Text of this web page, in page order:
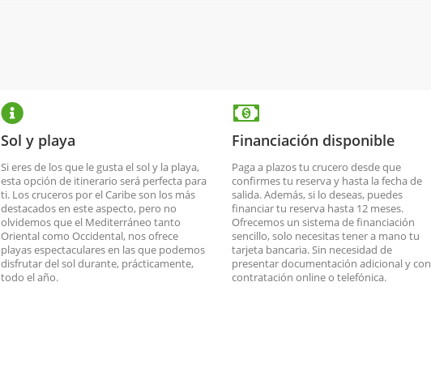
Sol y playa
Si eres de los que le gusta el sol y la playa,
esta opción de itinerario será perfecta para
ti. Los cruceros por el Caribe son los más
destacados en este aspecto, pero no
olvidemos que el Mediterráneo tanto
Oriental como Occidental, nos ofrece
playas espectaculares en las que podemos
disfrutar del sol durante, prácticamente,
todo el año.
Financiación disponible
Paga a plazos tu crucero desde que
confirmes tu reserva y hasta la fecha de
salida. Además, si lo deseas, puedes
financiar tu reserva hasta 12 meses.
Ofrecemos un sistema de financiación
sencillo, solo necesitas tener a mano tu
tarjeta bancaria. Sin necesidad de
presentar documentación adicional y con
contratación online o telefónica.